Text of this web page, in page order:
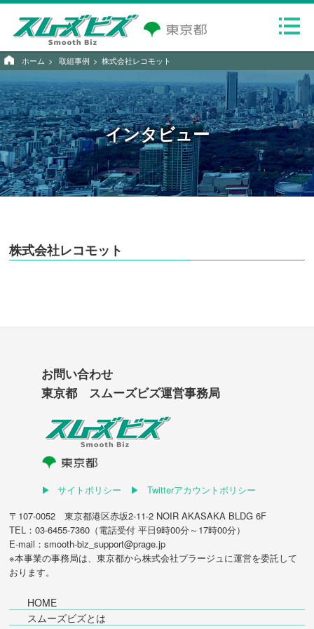
ホーム 取組事例 株式会社レコモット
インタビュー
株式会社レコモット
お問い合わせ
東京都 スムーズビズ運営事務局
サイトポリシー
Twitterアカウントポリシー
〒107-0052 東京都港区赤坂2-11-2 NOIR AKASAKA BLDG 6F
TEL：03-6455-7360（電話受付 平日9時00分～17時00分）
E-mail：smooth-biz_support@prage.jp
※本事業の事務局は、東京都から株式会社プラージュに運営を委託して
おります。
HOME
スムーズビズとは